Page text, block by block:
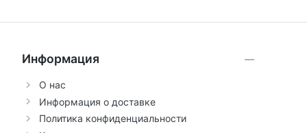
Информация
О нас
Информация о доставке
Политика конфиденциальности